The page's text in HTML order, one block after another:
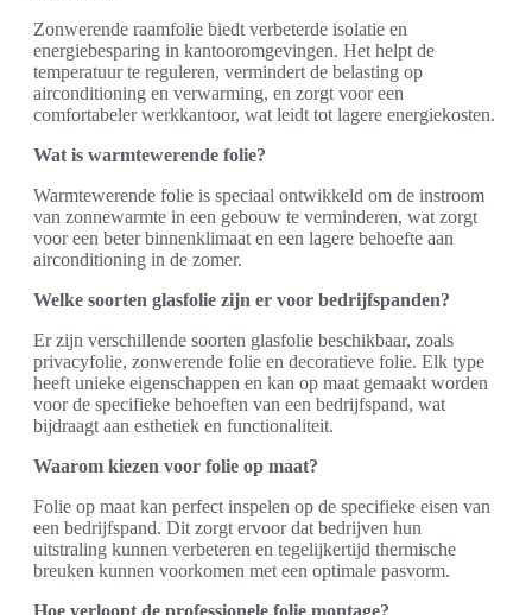
Zonwerende raamfolie biedt verbeterde isolatie en
energiebesparing in kantooromgevingen. Het helpt de
temperatuur te reguleren, vermindert de belasting op
airconditioning en verwarming, en zorgt voor een
comfortabeler werkkantoor, wat leidt tot lagere energiekosten.
Wat is warmtewerende folie?
Warmtewerende folie is speciaal ontwikkeld om de instroom
van zonnewarmte in een gebouw te verminderen, wat zorgt
voor een beter binnenklimaat en een lagere behoefte aan
airconditioning in de zomer.
Welke soorten glasfolie zijn er voor bedrijfspanden?
Er zijn verschillende soorten glasfolie beschikbaar, zoals
privacyfolie, zonwerende folie en decoratieve folie. Elk type
heeft unieke eigenschappen en kan op maat gemaakt worden
voor de specifieke behoeften van een bedrijfspand, wat
bijdraagt aan esthetiek en functionaliteit.
Waarom kiezen voor folie op maat?
Folie op maat kan perfect inspelen op de specifieke eisen van
een bedrijfspand. Dit zorgt ervoor dat bedrijven hun
uitstraling kunnen verbeteren en tegelijkertijd thermische
breuken kunnen voorkomen met een optimale pasvorm.
Hoe verloopt de professionele folie montage?